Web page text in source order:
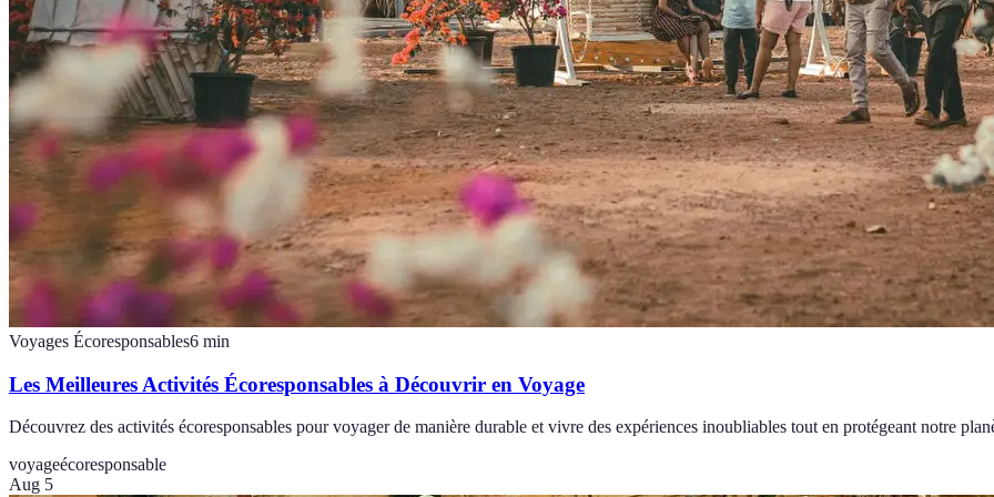
Voyages Écoresponsables6 min
Les Meilleures Activités Écoresponsables à Découvrir en Voyage
Découvrez des activités écoresponsables pour voyager de manière durable et vivre des expériences inoubliables tout en protégeant notre
voyageécoresponsable
Aug 5